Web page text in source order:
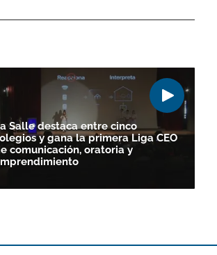
Salle destaca entre cinco
y gana la primera Liga CEO
comunicación, oratoria y